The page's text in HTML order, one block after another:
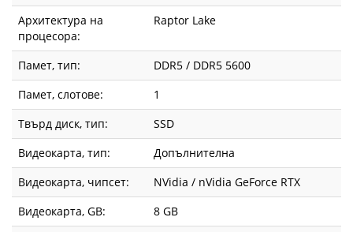
Архитектура на
процесора:
Raptor Lake
Памет, тип:
DDR5 / DDR5 5600
Памет, слотове:
1
Твърд диск, тип:
SSD
Видеокарта, тип:
Допълнителна
Видеокарта, чипсет:
NVidia / nVidia GeForce RTX
Видеокарта, GВ:
8 GB